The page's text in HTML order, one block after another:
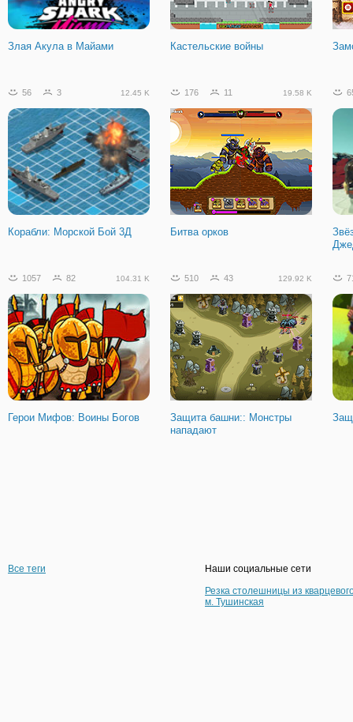
Пиццерия
Легенды Футбола 2019 на
Двоих
Город Стикменов
Злая Акула в Майами Кастельские войны
56 3 12.45 K
Корабли: Морской Бой 3Д
176 11 19.58 K
Битва орков
1057 82 104.31 K
Герои Мифов: Воины Богов
510 43 129.92 K
Защита башни:: Монстры
нападают
Все теги
Наши социальные сети
Резка столешницы из
м. Тушинская